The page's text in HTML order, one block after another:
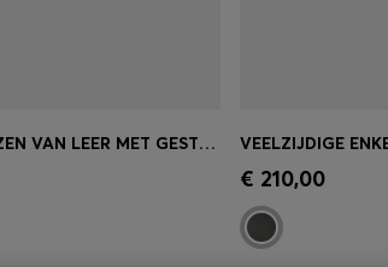
HALFHOGE LAARZEN VAN LEER MET GESTRUCTUREERDE PANELEN
Snel shoppen
€ 210,00